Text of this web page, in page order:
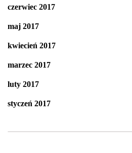
czerwiec 2017
maj 2017
kwiecień 2017
marzec 2017
luty 2017
styczeń 2017